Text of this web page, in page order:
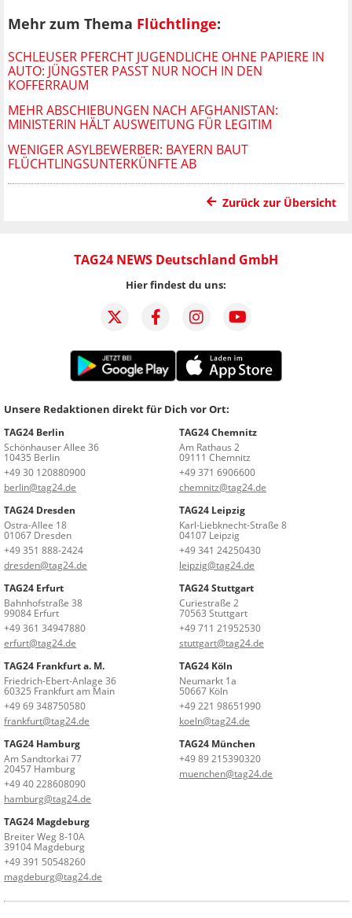
Mehr zum Thema Flüchtlinge:
SCHLEUSER PFERCHT JUGENDLICHE OHNE PAPIERE IN
AUTO: JÜNGSTER PASST NUR NOCH IN DEN
KOFFERRAUM
MEHR ABSCHIEBUNGEN NACH AFGHANISTAN:
MINISTERIN HÄLT AUSWEITUNG FÜR LEGITIM
WENIGER ASYLBEWERBER: BAYERN BAUT
FLÜCHTLINGSUNTERKÜNFTE AB
Zurück zur Übersicht
TAG24 NEWS Deutschland GmbH
Hier findest du uns:
Unsere Redaktionen direkt für Dich vor Ort:
TAG24 Berlin
Schönhauser Allee 36
10435 Berlin
+49 30 120880900
berlin@tag24.de
TAG24 Chemnitz
Am Rathaus 2
09111 Chemnitz
+49 371 6906600
chemnitz@tag24.de
TAG24 Dresden
Ostra-Allee 18
01067 Dresden
+49 351 888-2424
dresden@tag24.de
TAG24 Leipzig
Karl-Liebknecht-Straße 8
04107 Leipzig
+49 341 24250430
leipzig@tag24.de
TAG24 Erfurt
Bahnhofstraße 38
99084 Erfurt
+49 361 34947880
erfurt@tag24.de
TAG24 Stuttgart
Curiestraße 2
70563 Stuttgart
+49 711 21952530
stuttgart@tag24.de
TAG24 Frankfurt a. M.
Friedrich-Ebert-Anlage 36
60325 Frankfurt am Main
+49 69 348750580
frankfurt@tag24.de
TAG24 Köln
Neumarkt 1a
50667 Köln
+49 221 98651990
koeln@tag24.de
TAG24 Hamburg
Am Sandtorkai 77
20457 Hamburg
+49 40 228608090
hamburg@tag24.de
TAG24 München
+49 89 215390320
muenchen@tag24.de
TAG24 Magdeburg
Breiter Weg 8-10A
39104 Magdeburg
+49 391 50548260
magdeburg@tag24.de